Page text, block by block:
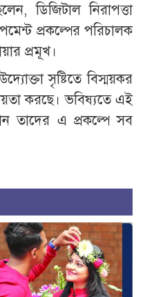
ডিজিটাল নিরাপত্তা
প্রকল্পের পরিচালক
প্রমূখ।
সৃষ্টিতে বিস্ময়কর
করছে। ভবিষ্যতে এই
তাদের এ প্রকল্পে সব